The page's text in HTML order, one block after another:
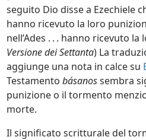
seguito Dio disse a Ezechiele
hanno ricevuto la loro
nell’Ades . . . hanno ricevuto
Versione dei Settanta) La
aggiunge una nota in calce su
Testamento básanossembra
punizione o il tormento
morte.
Il significato scritturale del